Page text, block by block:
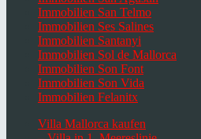
Immobilien San Telmo
Immobilien Ses Salines
Immobilien Santanyi
Immobilien Sol de Mallorca
Immobilien Son Font
Immobilien Son Vida
Immobilien Felanitx
Villa Mallorca kaufen